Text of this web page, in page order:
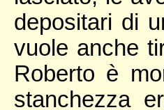
depositari di
vuole anche
Roberto è
stanchezza